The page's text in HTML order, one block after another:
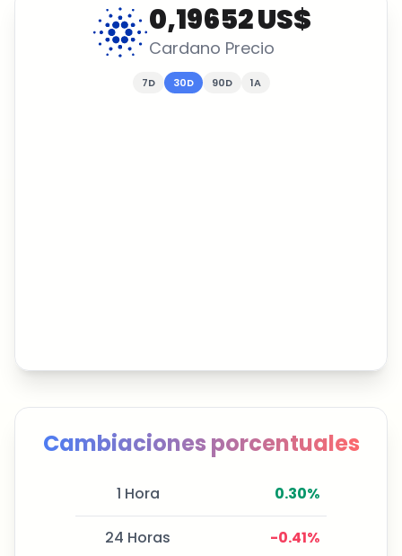
0,19652 US$
Cardano Precio
7D 30D 90D 1A
Cambiaciones porcentuales
1 Hora 0.30%
24 Horas -0.41%